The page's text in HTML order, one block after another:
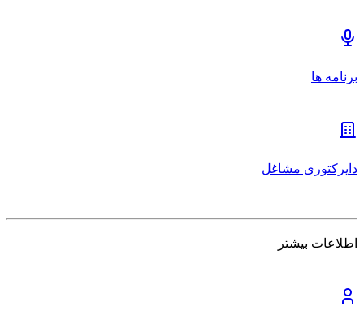
برنامه ها
دایرکتوری مشاغل
اطلاعات بیشتر